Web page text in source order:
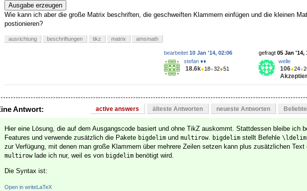
Ausgabe erzeugen
Wie kann ich aber die große Matrix beschriften, die geschweiften Klammern einfügen und die kleinen
postionieren?
ausrichtung beschriftungen tikz matrix amsmath
gefragt 05 Jan '14,
welle
106●24●
bearbeitet 10 Jan '14, 02:06
stefan ♦♦
18.6k●18●32●51
Antwort: active answers älteste Antworten neueste Antworten
Hier eine Lösung, die auf dem Ausgangscode basiert und ohne TikZ auskommt. Stattdessen bleibe ich
Features und verwende zusätzlich die Pakete bigdelim und multirow. bigdelim stellt Befehle \ldelim
zur Verfügung, mit denen man große Klammern über mehrere Zeilen setzen kann plus zusätzlichen Text
multirowlade ich nur, weil es von bigdelim benötigt wird.
Die Syntax ist:
Open in writeLaTeX